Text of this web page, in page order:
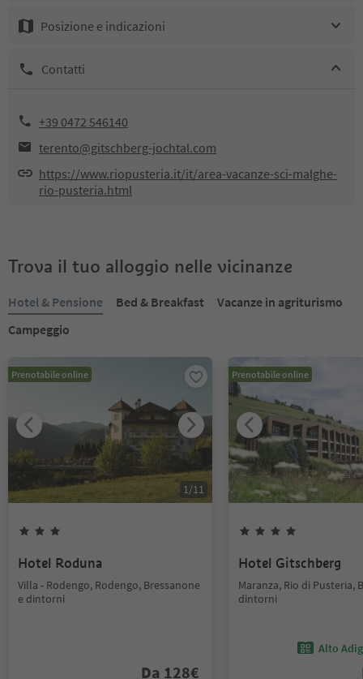
Posizione e indicazioni
Contatti
+39 0472 546140
terento@gitschberg-jochtal.com
https://www.riopusteria.it/it/area-vacanze-sci-malghe-
rio-pusteria.html
Trova il tuo alloggio nelle vicinanze
Hotel & Pensione Bed & Breakfast
Vacanze in agriturismo
Campeggio
Prenotabile online
1/11
Hotel Roduna
Villa - Rodengo, Rodengo, Bressanone
e dintorni
Da 128€
Prenotabile online
Hotel Gitschberg
Maranza, Rio di Pusteria,
dintorni
Alto